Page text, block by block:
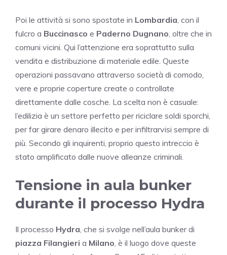
Poi le attività si sono spostate in Lombardia, con il
fulcro a Buccinasco e Paderno Dugnano, oltre che in
comuni vicini. Qui l’attenzione era soprattutto sulla
vendita e distribuzione di materiale edile. Queste
operazioni passavano attraverso società di comodo,
vere e proprie coperture create o controllate
direttamente dalle cosche. La scelta non è casuale:
l’edilizia è un settore perfetto per riciclare soldi sporchi,
per far girare denaro illecito e per infiltrarvisi sempre di
più. Secondo gli inquirenti, proprio questo intreccio è
stato amplificato dalle nuove alleanze criminali.
Tensione in aula bunker
durante il processo Hydra
Il processo Hydra, che si svolge nell’aula bunker di
piazza Filangieri a Milano, è il luogo dove queste